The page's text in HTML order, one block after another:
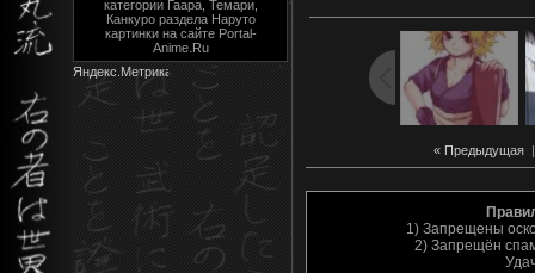
категории Гаара, Темари,
Канкуро раздела Наруто
картинки на сайте Portal-
Anime.Ru
« Предыдущая
1) Запрещены
2) Запрещён